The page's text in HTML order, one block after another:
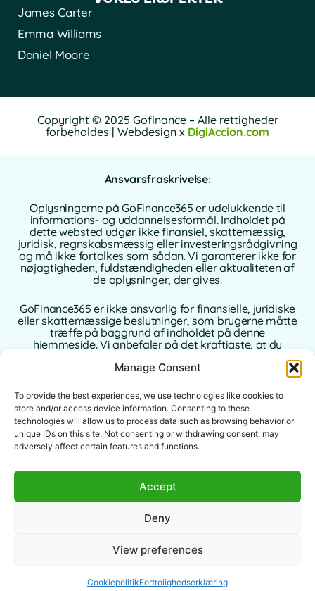
Manage Consent
To provide the best experiences, we use technologies like cookies to
store and/or access device information. Consenting to these
technologies will allow us to process data such as browsing behavior or
unique IDs on this site. Not consenting or withdrawing consent, may
adversely affect certain features and functions.
Accept
Deny
View preferences
CookiepolitikFortrolighedserklæring
James Carter
Emma Williams
Daniel Moore
Copyright © 2025 Gofinance – Alle rettigheder
forbeholdes | Webdesign x DigiAccion.com
Ansvarsfraskrivelse:
Oplysningerne på GoFinance365 er udelukkende til
informations- og uddannelsesformål. Indholdet på
dette websted udgør ikke finansiel, skattemæssig,
juridisk, regnskabsmæssig eller investeringsrådgivning
og må ikke fortolkes som sådan. Vi garanterer ikke for
nøjagtigheden, fuldstændigheden eller aktualiteten af
de oplysninger, der gives.
GoFinance365 er ikke ansvarlig for finansielle, juridiske
eller skattemæssige beslutninger, som brugerne måtte
træffe på baggrund af indholdet på denne
hjemmeside. Vi anbefaler på det kraftigste, at du
hjemland, inden du træffer beslutninger vedrørende
Brug af denne hjemmeside indebærer fuld accept af
denne juridiske meddelelse. Hverken GoFinance365
eller dets forfattere eller samarbejdspartnere påtager
sig noget ansvar for direkte, indirekte eller
de leverede oplysninger.
eller ulovlige i visse jurisdiktioner. Det er den enkelte
og anvendelsen af indholdet i henhold til lokal
lovgivning.